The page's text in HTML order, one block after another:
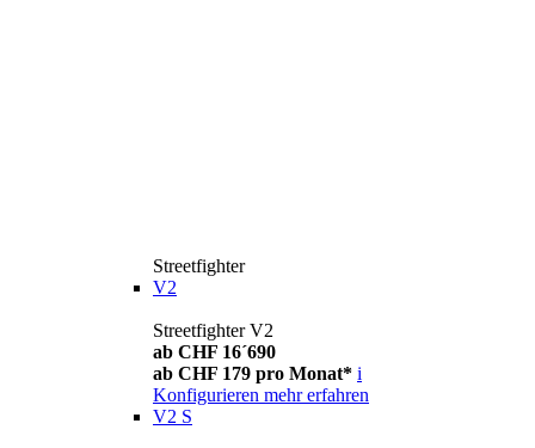
Streetfighter
V2
Streetfighter V2
ab CHF 16´690
ab CHF 179 pro Monat* i
Konfigurieren mehr erfahren
V2 S